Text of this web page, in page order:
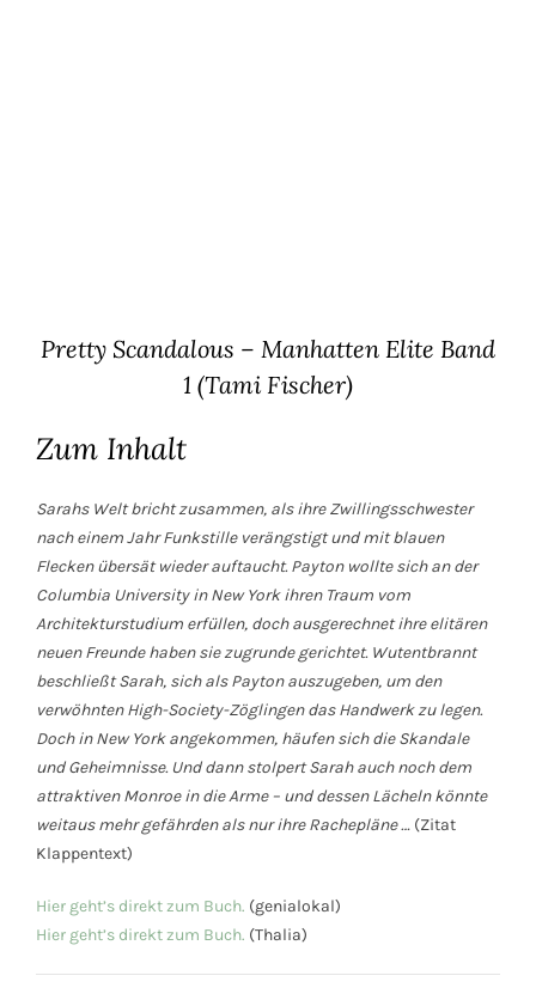
Pretty Scandalous – Manhatten Elite Band
1 (Tami Fischer)
Zum Inhalt
Sarahs Welt bricht zusammen, als ihre Zwillingsschwester
nach einemJahrFunkstille verängstigt und mit blauen
Flecken übersät wieder auftaucht. Payton wollte sich an der
Columbia University in New York ihren Traum vom
Architekturstudium erfüllen, doch ausgerechnet ihre elitären
neuen Freunde haben sie zugrunde gerichtet. Wutentbrannt
beschließt Sarah, sich als Payton auszugeben, um den
verwöhnten High-Society-Zöglingen das Handwerk zu legen.
Doch in New York angekommen, häufen sich die Skandale
und Geheimnisse. Und dann stolpert Sarah auch noch dem
attraktiven Monroe in die Arme – und dessen Lächeln könnte
weitaus mehr gefährden als nur ihre Rachepläne … (Zitat
Klappentext)
Hier geht’s direkt zum Buch. (genialokal)
Hier geht’s direkt zum Buch. (Thalia)